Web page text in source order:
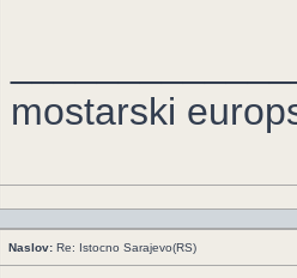
mostarski
Naslov: Re: Istocno Sarajevo(RS)